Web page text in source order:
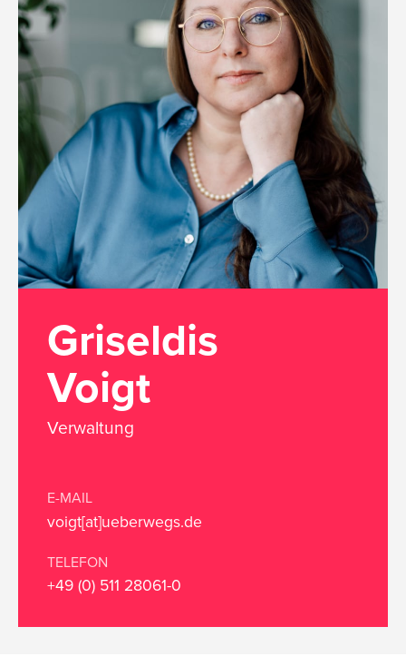
Griseldis
Voigt
Verwaltung
E-MAIL
voigt[at]ueberwegs.de
TELEFON
+49 (0) 511 28061-0